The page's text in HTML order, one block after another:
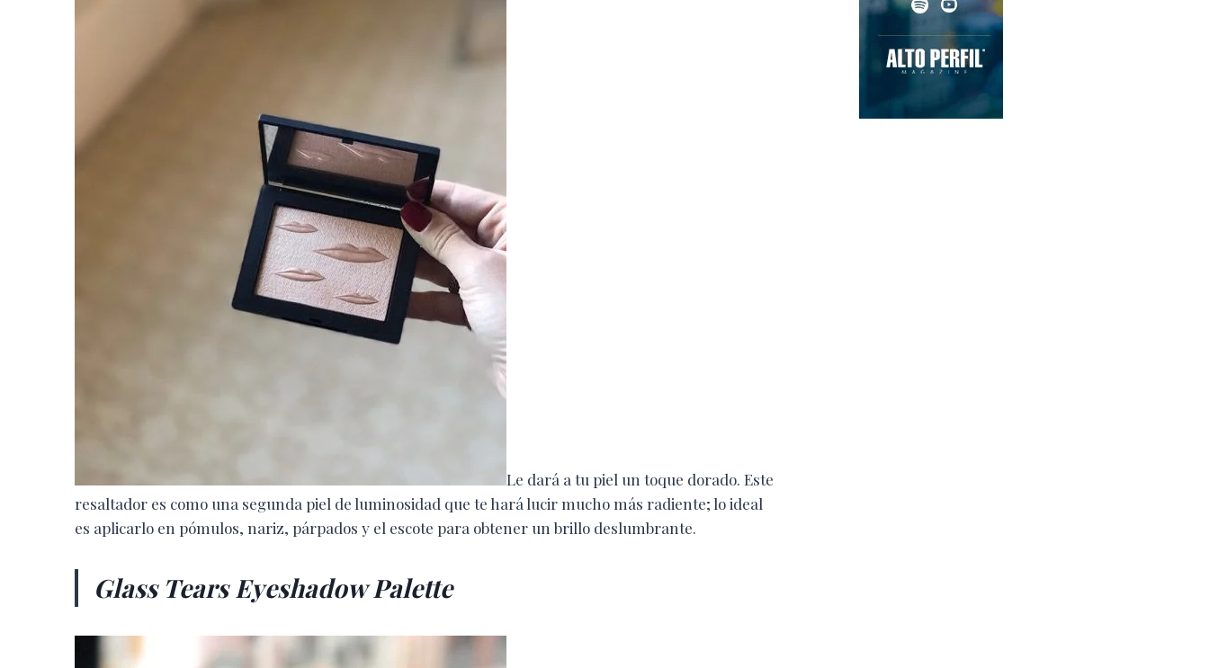
Le dará a tu piel un toque dorado. Este
resaltador es como una segunda piel de luminosidad que te hará lucir mucho más radiente; lo ideal
es aplicarlo en pómulos, nariz, párpados y el escote para obtener un brillo deslumbrante.
Glass Tears Eyeshadow Palette